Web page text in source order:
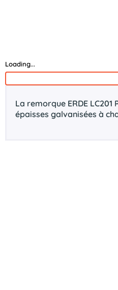
Loading...
La remorque ERDE
épaisses galvanisées à